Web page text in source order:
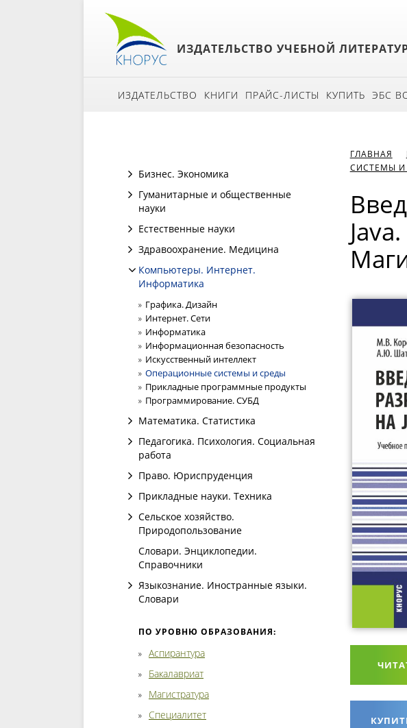
ИЗДАТЕЛЬСТВО УЧЕБНОЙ
ИЗДАТЕЛЬСТВО КНИГИ ПРАЙС-ЛИСТЫ КУПИТЬ ЭБС
Бизнес. Экономика
Гуманитарные и общественные
науки
Естественные науки
Здравоохранение. Медицина
Компьютеры. Интернет.
Информатика
Графика. Дизайн
Интернет. Сети
Информатика
Информационная безопасность
Искусственный интеллект
Операционные системы и среды
Прикладные программные продукты
Программирование. СУБД
Математика. Статистика
Педагогика. Психология. Социальная
работа
Право. Юриспруденция
Прикладные науки. Техника
Сельское хозяйство.
Природопользование
Словари. Энциклопедии.
Справочники
Языкознание. Иностранные языки.
Словари
ПО УРОВНЮ ОБРАЗОВАНИЯ:
Аспирантура
Бакалавриат
Магистратура
Специалитет
ГЛАВНАЯ
СИСТЕМЫ И